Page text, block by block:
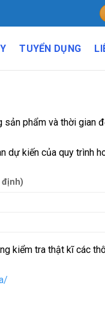
TUYỂN DỤNG
phẩm và thời gian
dự kiến của quy trình
định)
kiểm tra thật kĩ các